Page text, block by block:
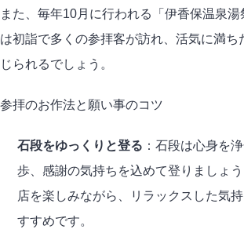
また、毎年10月に行われる「伊香保温泉湯
は初詣で多くの参拝客が訪れ、活気に満ち
じられるでしょう。
参拝のお作法と願い事のコツ
石段をゆっくりと登る ：石段は心身を
歩、感謝の気持ちを込めて登りましょ
店を楽しみながら、リラックスした気
すすめです。